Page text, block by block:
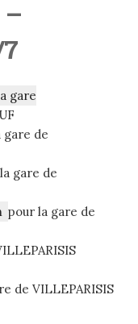
gare
gare de
gare de
pour la gare de
de VILLEPARISIS